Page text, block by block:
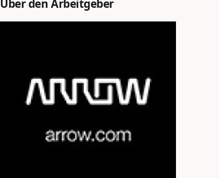
Über den Arbeitgeber